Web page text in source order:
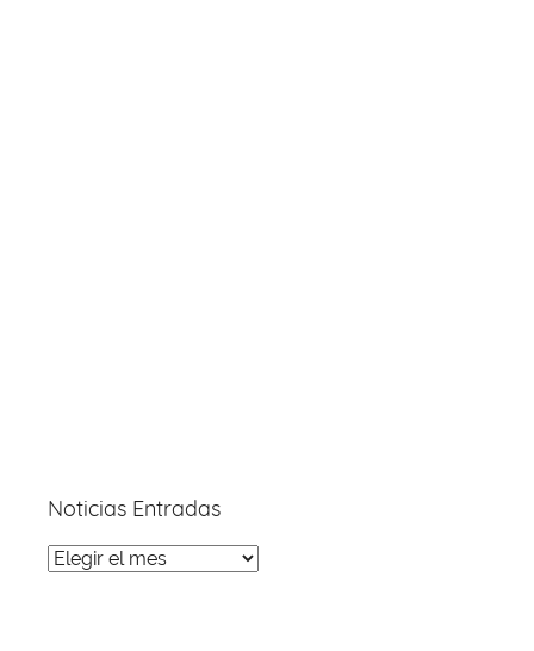
Noticias Entradas
Noticias